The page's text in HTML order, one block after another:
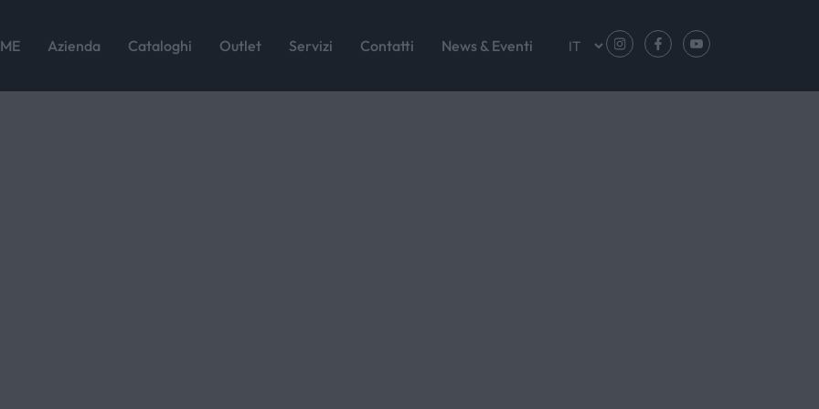
Azienda Cataloghi Outlet Servizi Contatti News & Eventi